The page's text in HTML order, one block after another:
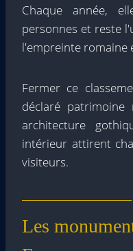
Chaque année,
personnes et reste
l'empreinte romaine
Fermer ce
déclaré patrimoine
architecture
intérieur attirent
visiteurs.
Les